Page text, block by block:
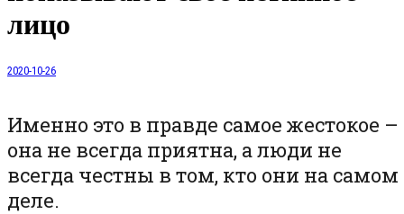
лицо
2020-10-26
Именно это в правде самое жестокое –
она не всегда приятна, а люди не
всегда честны в том, кто они на самом
деле.